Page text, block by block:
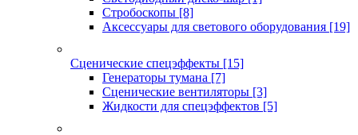
Стробоскопы [8]
Аксессуары для светового оборудования [19]
Сценические спецэффекты [15]
Генераторы тумана [7]
Сценические вентиляторы [3]
Жидкости для спецэффектов [5]